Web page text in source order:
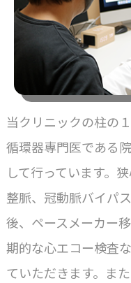
当クリニックの柱の
循環器専門医である
して行っています。
整脈、冠動脈バイパ
後、ペースメーカー
期的な心エコー検査
ていただきます。ま